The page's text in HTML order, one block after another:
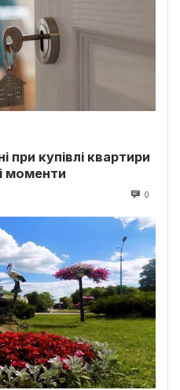
при купівлі квартири
моменти
0